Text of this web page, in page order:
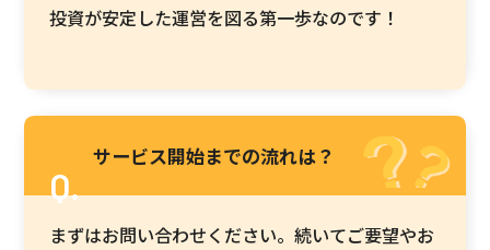
投資が安定した運営を図る第一歩なのです！
サービス開始までの流れは？
まずはお問い合わせください。続いてご要望やお